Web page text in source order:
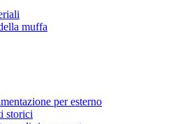
muffa
per esterno
storici